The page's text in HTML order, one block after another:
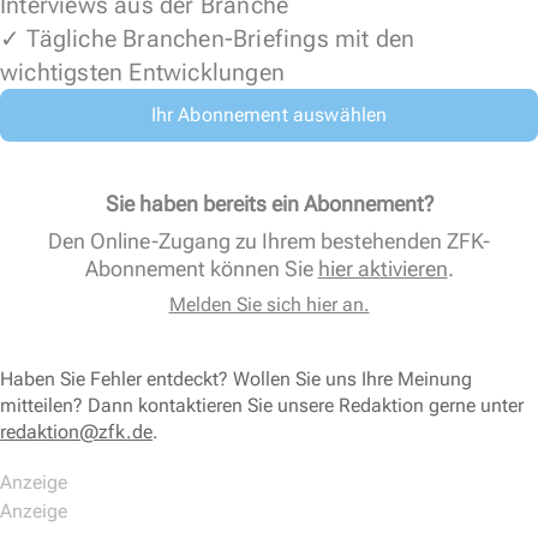
✓ Tägliche Branchen-Briefings mit den
wichtigsten Entwicklungen
Ihr Abonnement auswählen
Sie haben bereits ein Abonnement?
Den Online-Zugang zu Ihrem bestehenden ZFK-
Abonnement können Sie hier aktivieren.
Melden Sie sich hier an.
Haben Sie Fehler entdeckt? Wollen Sie uns Ihre Meinung
mitteilen? Dann kontaktieren Sie unsere Redaktion gerne unter
redaktion@zfk.de.